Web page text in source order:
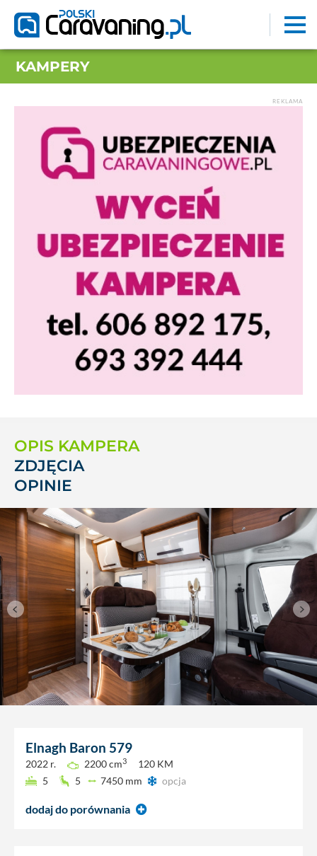
KAMPERY
REKLAMA
OPIS KAMPERA
ZDJĘCIA
OPINIE
Elnagh Baron 579
2022 r. 2200 cm3
120 KM
5
5 7450 mm opcja
dodaj do porównania